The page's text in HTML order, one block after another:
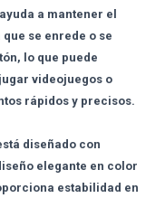
a mantener el
se enrede o se
lo que puede
videojuegos o
rápidos y precisos.
diseñado con
elegante en color
estabilidad en